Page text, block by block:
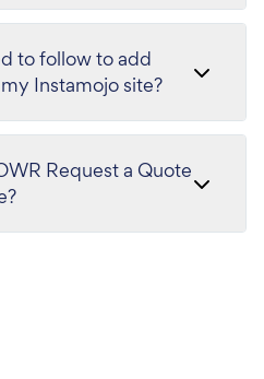
to follow to add
Instamojo site?
Request a Quote